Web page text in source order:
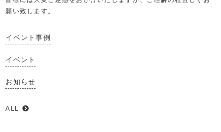
願い致します。
イベント事例
イベント
お知らせ
ALL